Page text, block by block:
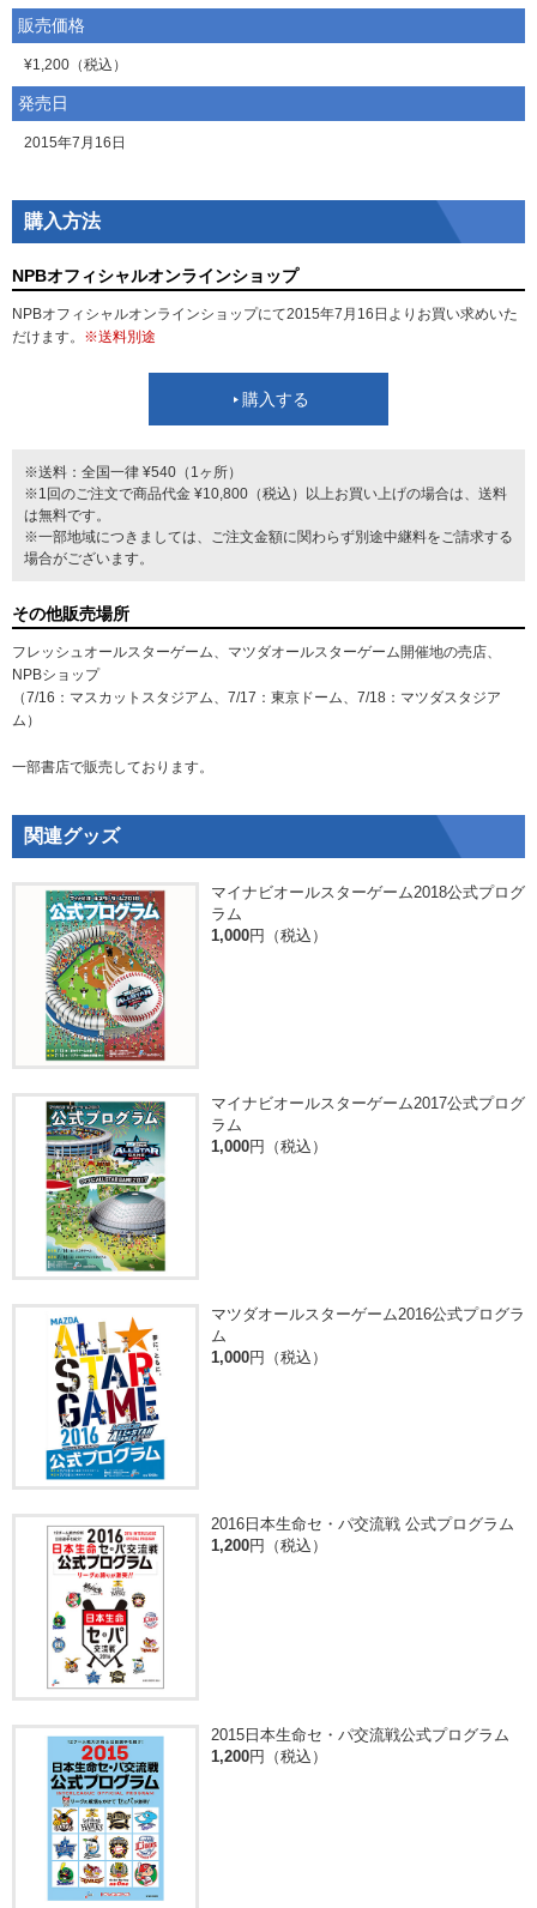
販売価格
¥1,200（税込）
発売日
2015年7月16日
購入方法
NPBオフィシャルオンラインショップ
NPBオフィシャルオンラインショップにて2015年7月16日よりお買い求めいた
だけます。 ※送料別途
購入する
※送料：全国一律 ¥540（1ヶ所）
※1回のご注文で商品代金 ¥10,800（税込）以上お買い上げの場合は、送料
は無料です。
※一部地域につきましては、ご注文金額に関わらず別途中継料をご請求する
場合がございます。
その他販売場所
フレッシュオールスターゲーム、マツダオールスターゲーム開催地の売店、
NPBショップ
（7/16：マスカットスタジアム、7/17：東京ドーム、7/18：マツダスタジア
ム）
一部書店で販売しております。
関連グッズ
マイナビオールスターゲーム2018公式プログ
ラム
1,000円（税込）
マイナビオールスターゲーム2017公式プログ
ラム
1,000円（税込）
マツダオールスターゲーム2016公式プログラ
ム
1,000円（税込）
2016日本生命セ・パ交流戦 公式プログラム
1,200円（税込）
2015日本生命セ・パ交流戦公式プログラム
1,200円（税込）